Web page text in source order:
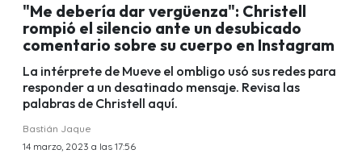
"Me debería dar vergüenza": Christell
rompió el silencio ante un desubicado
comentario sobre su cuerpo en Instagram
La intérprete de Mueve el ombligo usó sus redes para
responder a un desatinado mensaje. Revisa las
palabras de Christell aquí.
Bastián Jaque
14 marzo, 2023 a las 17:56